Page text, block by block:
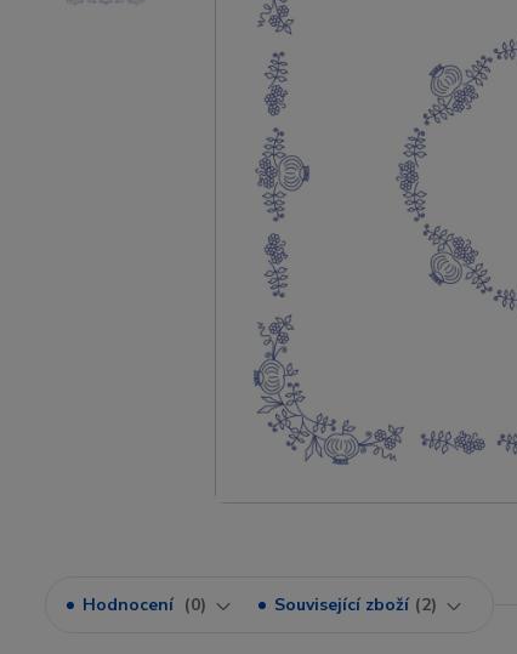
Hodnocení 0 Související zboží 2